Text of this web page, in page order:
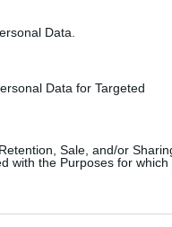
Data.
Data for Targeted
Sale, and/or
with the Purposes for which
az életet, amiről mindig